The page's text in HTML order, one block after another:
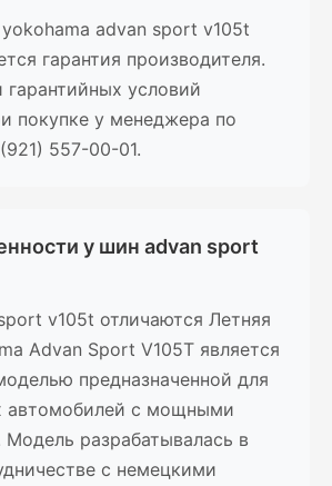
advan sport v105t
гарантия производителя.
условий
покупке у менеджера по
557-00-01.
у шин advan sport
v105t отличаются Летняя
Advan Sport V105T является
предназначенной для
автомобилей с мощными
Модель разрабатывалась в
с немецкими